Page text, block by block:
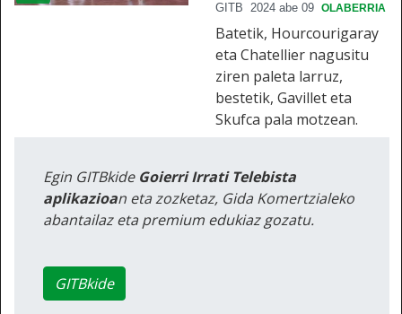
GITB 2024 abe 09 OLABERRIA
Batetik, Hourcourigaray
eta Chatellier nagusitu
ziren paleta larruz,
bestetik, Gavillet eta
Skufca pala motzean.
Egin GITBkide Goierri Irrati Telebista
aplikazioan eta zozketaz, Gida Komertzialeko
abantailaz eta premium edukiaz gozatu.
GITBkide